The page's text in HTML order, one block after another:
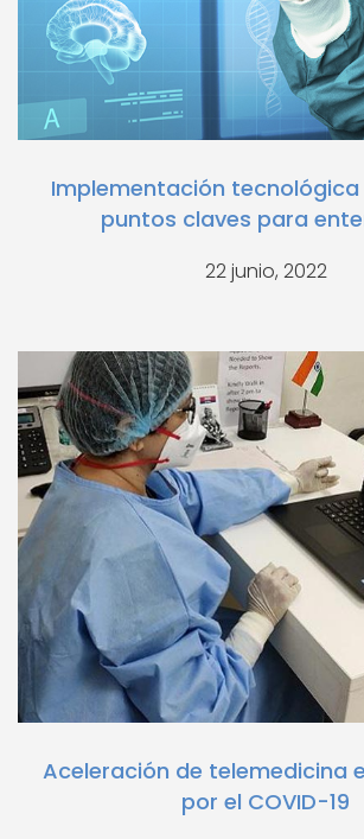
Implementación tecnológica
puntos claves para
22 junio, 2022
Aceleración de telemedicina
por el COVID-19